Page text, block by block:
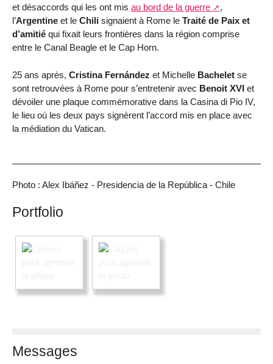
et désaccords qui les ont mis au bord de la guerre
,
l’Argentine et le Chili signaient à Rome le Traité de Paix et
d’amitié qui fixait leurs frontières dans la région comprise
entre le Canal Beagle et le Cap Horn.
25 ans après, Cristina Fernández et Michelle Bachelet se
sont retrouvées à Rome pour s’entretenir avec Benoit XVI et
dévoiler une plaque commémorative dans la Casina di Pio IV,
le lieu où les deux pays signèrent l’accord mis en place avec
la médiation du Vatican.
Photo : Alex Ibáñez - Presidencia de la República - Chile
Portfolio
Messages